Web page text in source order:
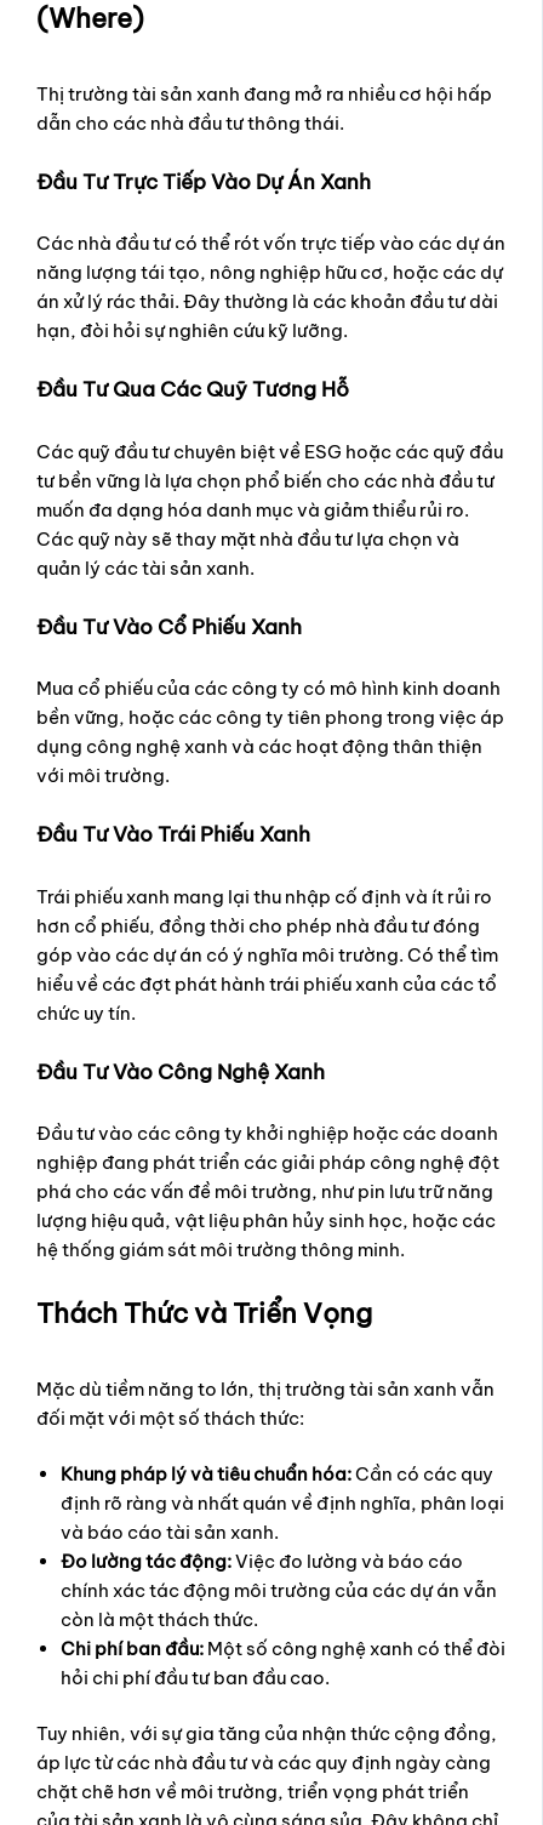
(Where)
Thị trường tài sản xanh đang mở ra nhiều cơ hội hấp
dẫn cho các nhà đầu tư thông thái.
Đầu Tư Trực Tiếp Vào Dự Án Xanh
Các nhà đầu tư có thể rót vốn trực tiếp vào các dự án
năng lượng tái tạo, nông nghiệp hữu cơ, hoặc các dự
án xử lý rác thải. Đây thường là các khoản đầu tư dài
hạn, đòi hỏi sự nghiên cứu kỹ lưỡng.
Đầu Tư Qua Các Quỹ Tương Hỗ
Các quỹ đầu tư chuyên biệt về ESG hoặc các quỹ đầu
tư bền vững là lựa chọn phổ biến cho các nhà đầu tư
muốn đa dạng hóa danh mục và giảm thiểu rủi ro.
Các quỹ này sẽ thay mặt nhà đầu tư lựa chọn và
quản lý các tài sản xanh.
Đầu Tư Vào Cổ Phiếu Xanh
Mua cổ phiếu của các công ty có mô hình kinh doanh
bền vững, hoặc các công ty tiên phong trong việc áp
dụng công nghệ xanh và các hoạt động thân thiện
với môi trường.
Đầu Tư Vào Trái Phiếu Xanh
Trái phiếu xanh mang lại thu nhập cố định và ít rủi ro
hơn cổ phiếu, đồng thời cho phép nhà đầu tư đóng
góp vào các dự án có ý nghĩa môi trường. Có thể tìm
hiểu về các đợt phát hành trái phiếu xanh của các tổ
chức uy tín.
Đầu Tư Vào Công Nghệ Xanh
Đầu tư vào các công ty khởi nghiệp hoặc các doanh
nghiệp đang phát triển các giải pháp công nghệ đột
phá cho các vấn đề môi trường, như pin lưu trữ năng
lượng hiệu quả, vật liệu phân hủy sinh học, hoặc các
hệ thống giám sát môi trường thông minh.
Thách Thức và Triển Vọng
Mặc dù tiềm năng to lớn, thị trường tài sản xanh vẫn
đối mặt với một số thách thức:
Khung pháp lý và tiêu chuẩn hóa:Cần có các quy
định rõ ràng và nhất quán về định nghĩa, phân loại
và báo cáo tài sản xanh.
Đo lường tác động:Việc đo lường và báo cáo
chính xác tác động môi trường của các dự án vẫn
còn là một thách thức.
Chi phí ban đầu: Một số công nghệ xanh có thể đòi
hỏi chi phí đầu tư ban đầu cao.
Tuy nhiên, với sự gia tăng của nhận thức cộng đồng,
áp lực từ các nhà đầu tư và các quy định ngày càng
chặt chẽ hơn về môi trường, triển vọng phát triển